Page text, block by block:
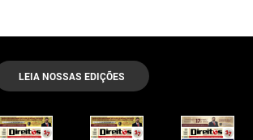
LEIA NOSSAS EDIÇÕES